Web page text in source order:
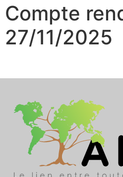
Compte
27/11/2025